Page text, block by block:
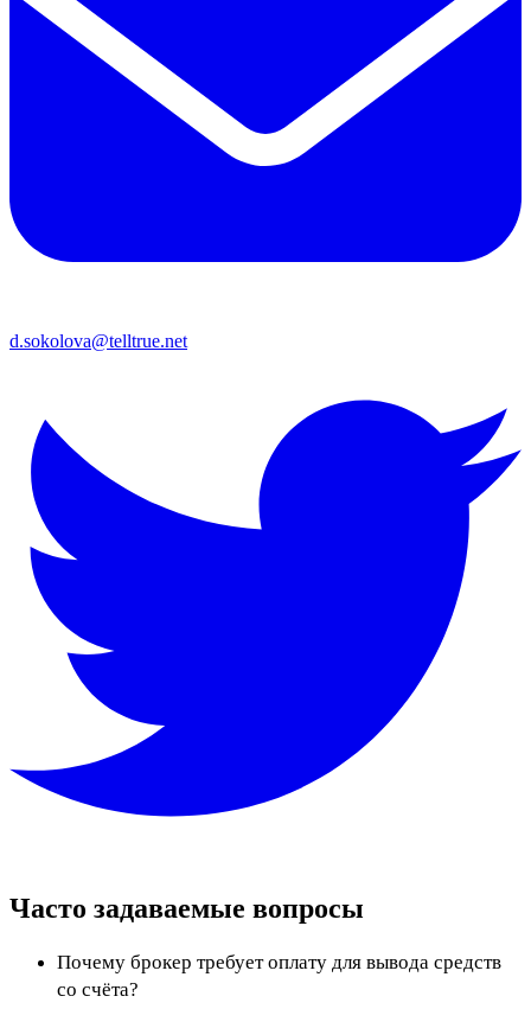
d.sokolova@telltrue.net
Часто задаваемые вопросы
Почему брокер требует оплату для вывода средств
со счёта?